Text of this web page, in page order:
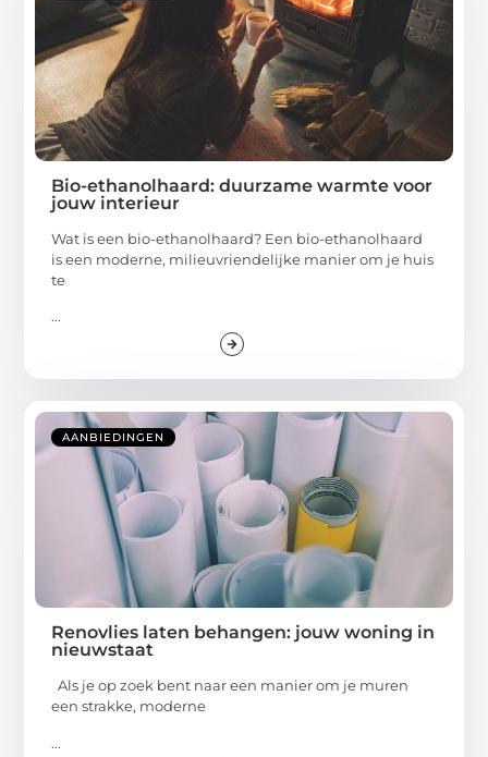
Bio-ethanolhaard: duurzame warmte voor
jouw interieur
Wat is een bio-ethanolhaard? Een bio-ethanolhaard
is een moderne, milieuvriendelijke manier om je huis
te
...
AANBIEDINGEN
Renovlies laten behangen: jouw woning in
nieuwstaat
Als je op zoek bent naar een manier om je muren
een strakke, moderne
...